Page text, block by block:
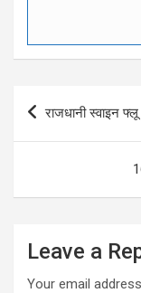
Post
navigation
राजधानी स्वाइन
Leave a
Your email